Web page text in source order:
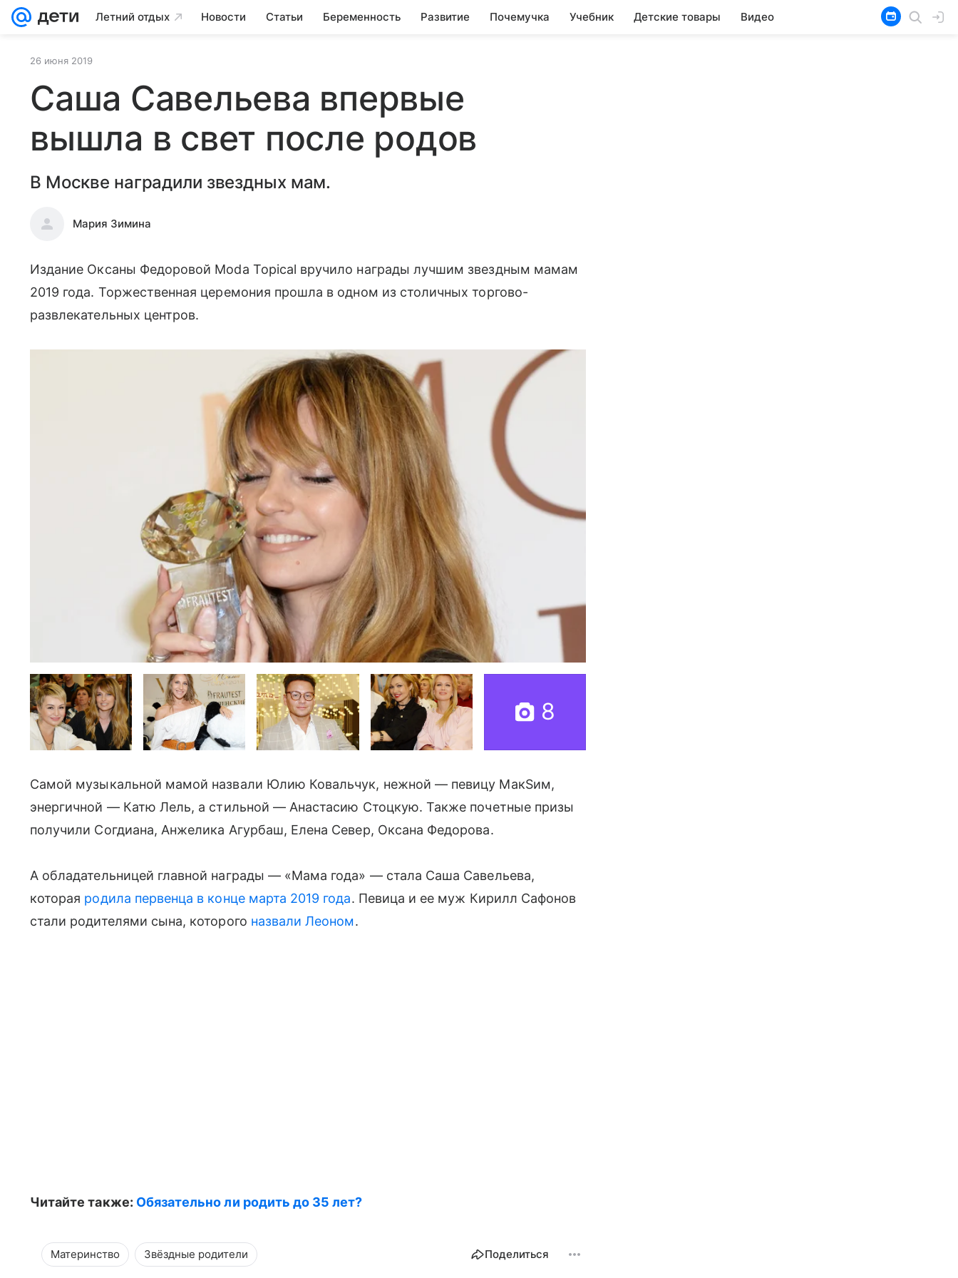
Летний отдых Новости Статьи Беременность Развитие Почемучка Учебник Детские товары Видео
26 июня 2019
Саша Савельева впервые
вышла в свет после родов
В Москве наградили звездных мам.
Мария Зимина
Издание Оксаны Федоровой Moda Topical вручило награды лучшим звездным мамам
2019 года. Торжественная церемония прошла в одном из столичных торгово-
развлекательных центров.
8
Самой музыкальной мамой назвали Юлию Ковальчук, нежной — певицу МакSим,
энергичной — Катю Лель, а стильной — Анастасию Стоцкую. Также почетные призы
получили Согдиана, Анжелика Агурбаш, Елена Север, Оксана Федорова.
А обладательницей главной награды — «Мама года» — стала Саша Савельева,
которая родила первенца в конце марта 2019 года. Певица и ее муж Кирилл Сафонов
стали родителями сына, которого назвали Леоном.
Читайте также: Обязательно ли родить до 35 лет?
Материнство Звёздные родители Поделиться